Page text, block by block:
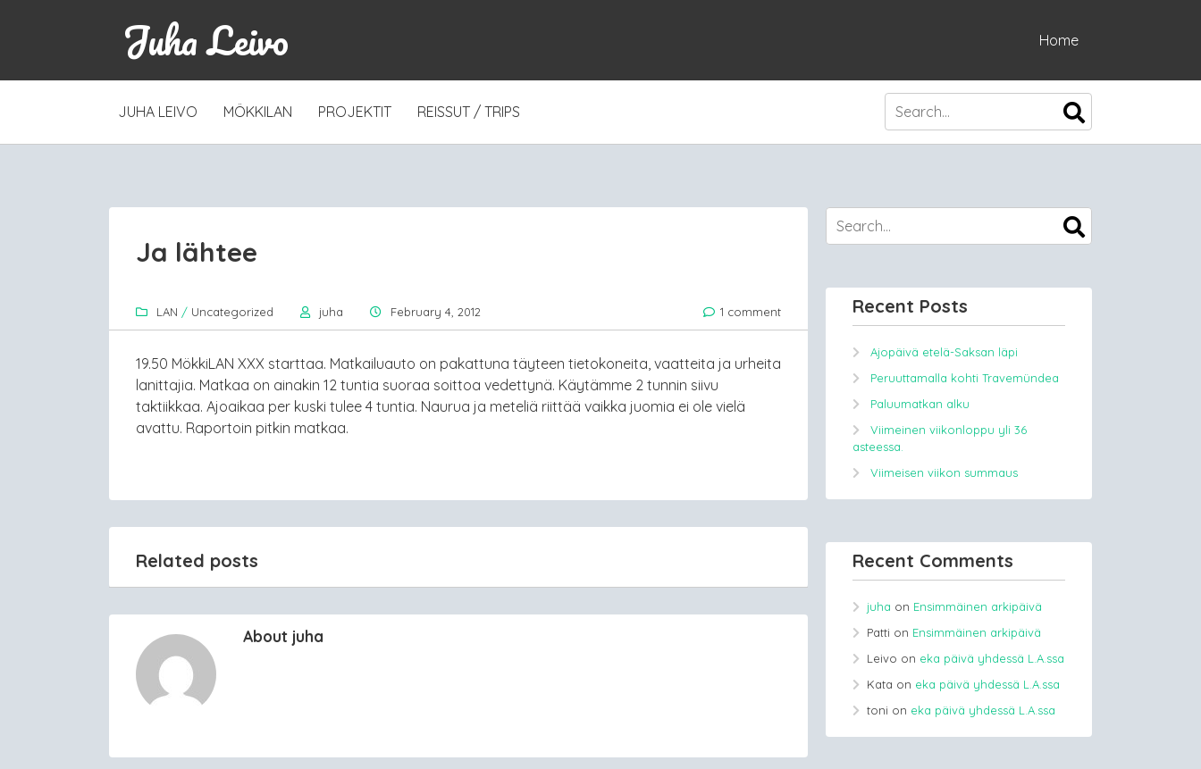
Juha Leivo Home
SKIP
JUHA LEIVO MÖKKILAN PROJEKTIT REISSUT / TRIPS
Ja lähtee
LAN / Uncategorized juha February 4, 2012 1 comment
19.50 MökkiLAN XXX starttaa. Matkailuauto on pakattuna täyteen tietokoneita, vaatteita ja urheita
lanittajia. Matkaa on ainakin 12 tuntia suoraa soittoa vedettynä. Käytämme 2 tunnin siivu
taktiikkaa. Ajoaikaa per kuski tulee 4 tuntia. Naurua ja meteliä riittää vaikka juomia ei ole vielä
avattu. Raportoin pitkin matkaa.
Related posts
About juha
Recent Posts
Ajopäivä etelä-Saksan läpi
Peruuttamalla kohti Travemündea
Paluumatkan alku
Viimeinen viikonloppu yli 36
asteessa.
Viimeisen viikon summaus
Recent Comments
juha on Ensimmäinen arkipäivä
Patti on Ensimmäinen arkipäivä
Leivo on eka päivä yhdessä L.A.ssa
Kata on eka päivä yhdessä L.A.ssa
toni on eka päivä yhdessä L.A.ssa